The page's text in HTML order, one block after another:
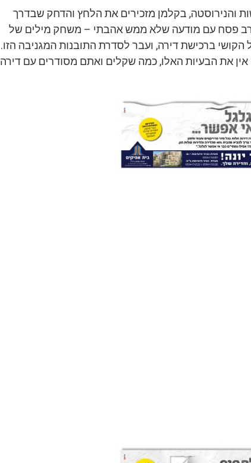
והנירוסטה, בקלמן מזכירים את הלחץ והדחק שבדרך
פסח עם מודעה שלא ממש אהבתי – משחק מילים של
הקושי ברכישת דירה, ועבר לסדרת התובנות המגניבה הזו.
את הבעיות האלו, כמה שקלים ואתם מסודרים עם דירה